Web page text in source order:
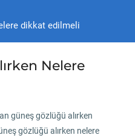
dikkat edilmeli
Nelere
güneş gözlüğü alırken
gözlüğü alırken nelere